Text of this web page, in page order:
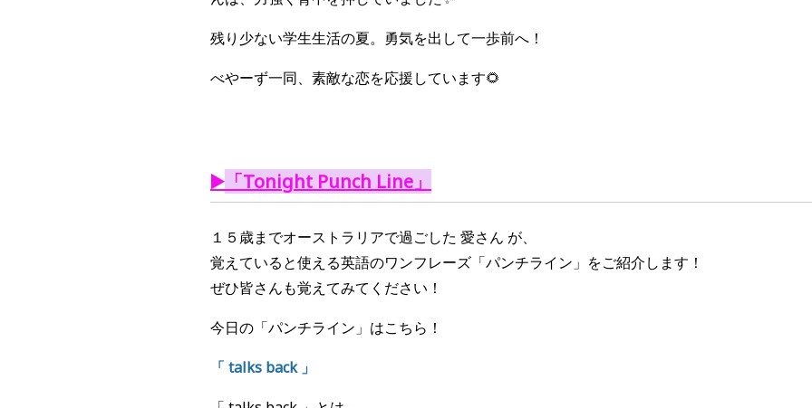
残り少ない学生生活の夏。勇気を出して一歩前へ！
べやーず一同、素敵な恋を応援しています🌻
▶️ 「Tonight Punch Line」
１５歳までオーストラリアで過ごした 愛さん が、
覚えていると使える英語のワンフレーズ「パンチライン」をご紹介します！
ぜひ皆さんも覚えてみてください！
今日の「パンチライン」はこちら！
「 talks back 」